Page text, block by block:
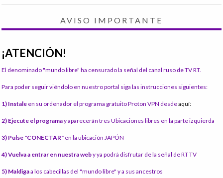
AVISO IMPORTANTE
¡ATENCIÓN!
El denominado "mundo libre" ha censurado la señal del canal ruso de TV RT.
Para poder seguir viéndolo en nuestro portal siga las instrucciones siguientes:
1) Instale en su ordenador el programa gratuito Proton VPN desdeaquí:
2) Ejecute el programay aparecerán tres Ubicaciones libres en la parte izquierda
3) Pulse "CONECTAR" en la ubicación JAPÓN
4) Vuelva a entrar en nuestra weby ya podrá disfrutar de la señal de RT TV
5) Maldigaa los cabecillas del "mundo libre" y a sus ancestros